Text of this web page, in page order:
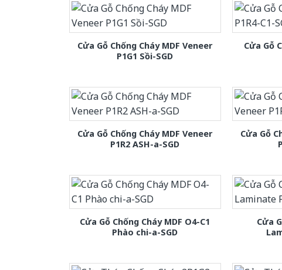
Cửa Gỗ Chống Cháy MDF Veneer
P1G1 Sồi-SGD
Cửa Gỗ
Cửa Gỗ Chống Cháy MDF Veneer
P1R2 ASH-a-SGD
Cửa Gỗ
Cửa Gỗ Chống Cháy MDF O4-C1
Phào chi-a-SGD
Cửa